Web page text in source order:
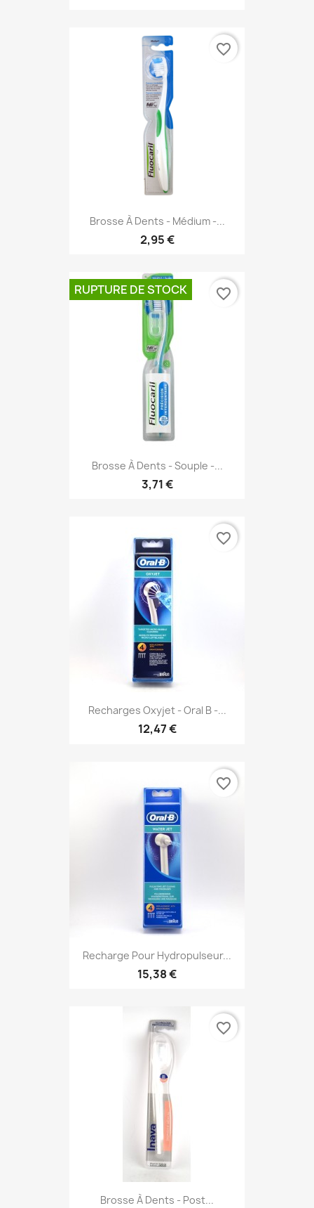
Brosse À Dents - Médium -...
2,95 €
favorite_border
Brosse À Dents - Souple -...
3,71 €
RUPTURE DE STOCK favorite_border
Recharges Oxyjet - Oral B -...
12,47 €
favorite_border
Recharge Pour Hydropulseur...
15,38 €
favorite_border
Brosse À Dents - Post...
favorite_border